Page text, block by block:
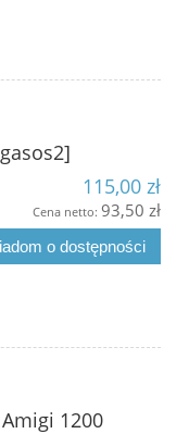
115,00 zł
Cena netto: 93,50 zł
o dostępności
1200